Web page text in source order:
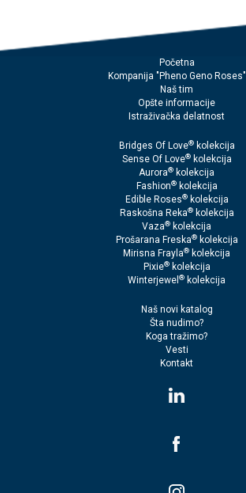
Početna
Kompanija "Pheno Geno Roses"
Naš tim
Opšte informacije
Istraživačka delatnost
Bridges Of Love®kolekcija
Sense Of Love®kolekcija
Aurora® kolekcija
Fashion®kolekcija
Edible Roses®kolekcija
Raskošna Reka®kolekcija
Vaza® kolekcija
Prošarana Freska®kolekcija
Mirisna Frayla® kolekcija
Pixie®kolekcija
Winterjewel ® kolekcija
Naš novi katalog
Šta nudimo?
Koga tražimo?
Vesti
Kontakt